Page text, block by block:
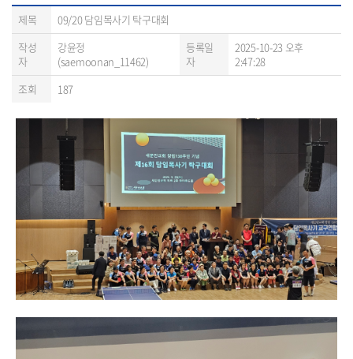
제목
09/20 담임목사기 탁구대회
작성
자
강윤정
(saemoonan_11462)
등록일
자
2025-10-23 오후
2:47:28
조회
187